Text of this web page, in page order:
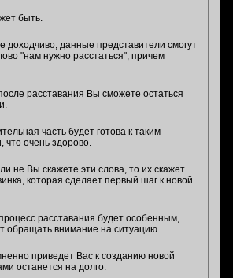
быть.
доходчиво, данные представители смогут
"нам нужно расстаться", причем
расставания Вы сможете остаться
часть будет готова к таким
что очень здорово.
не Вы скажете эти слова, то их скажет
которая сделает первый шаг к новой
расставания будет особенным,
обращать внимание на ситуацию.
приведет Вас к созданию новой
останется на долго.